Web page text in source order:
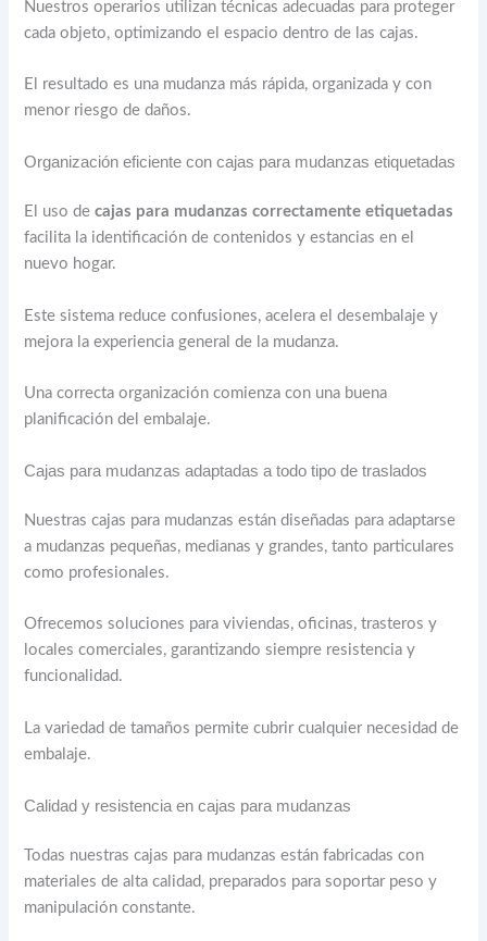
Nuestros operarios utilizan técnicas adecuadas para proteger
cada objeto, optimizando el espacio dentro de las cajas.
El resultado es una mudanza más rápida, organizada y con
menor riesgo de daños.
Organización eficiente con cajas para mudanzas etiquetadas
El uso decajas para mudanzas correctamente etiquetadas
facilita la identificación de contenidos y estancias en el
nuevo hogar.
Este sistema reduce confusiones, acelera el desembalaje y
mejora la experiencia general de la mudanza.
Una correcta organización comienza con una buena
planificación del embalaje.
Cajas para mudanzas adaptadas a todo tipo de traslados
Nuestras cajas para mudanzas están diseñadas para adaptarse
a mudanzas pequeñas, medianas y grandes, tanto particulares
como profesionales.
Ofrecemos soluciones para viviendas, oficinas, trasteros y
locales comerciales, garantizando siempre resistencia y
funcionalidad.
La variedad de tamaños permite cubrir cualquier necesidad de
embalaje.
Calidad y resistencia en cajas para mudanzas
Todas nuestras cajas para mudanzas están fabricadas con
materiales de alta calidad, preparados para soportar peso y
manipulación constante.